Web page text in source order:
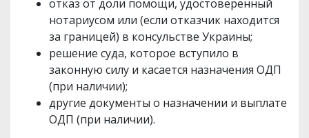
отказ от доли помощи, удостоверенный
нотариусом или (если отказчик находится
за границей) в консульстве Украины;
решение суда, которое вступило в
законную силу и касается назначения ОДП
(при наличии);
другие документы о назначении и выплате
ОДП (при наличии).